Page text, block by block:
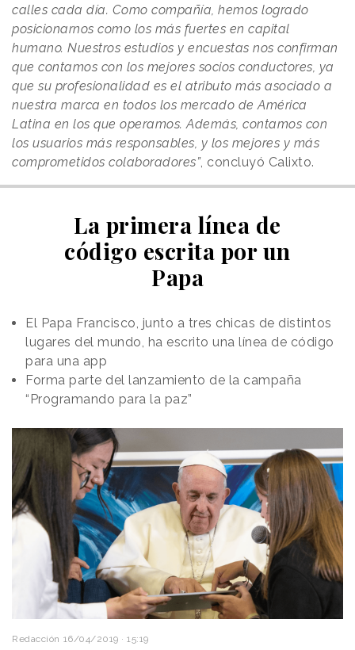
calles cada día. Como compañía, hemos logrado
posicionarnos como los más fuertes en capital
humano. Nuestros estudios y encuestas nos confirman
que contamos con los mejores socios conductores, ya
que su profesionalidad es el atributo más asociado a
nuestra marca en todos los mercado de América
Latina en los que operamos. Además, contamos con
los usuarios más responsables, y los mejores y más
comprometidos colaboradores”, concluyó Calixto.
La primera línea de
código escrita por un
Papa
El Papa Francisco, junto a tres chicas de distintos
lugares del mundo, ha escrito una línea de código
para una app
Forma parte del lanzamiento de la campaña
“Programando para la paz”
Redacción 16/04/2019 · 15:19